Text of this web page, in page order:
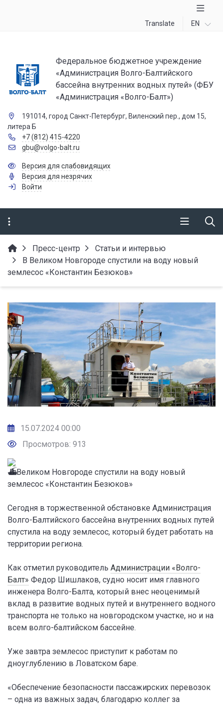
Translate EN
Федеральное бюджетное учреждение
«Администрация Волго-Балтийского
бассейна внутренних водных путей» (ФБУ
«Администрация «Волго-Балт»)
191014, город Санкт-Петербург, Виленский пер., дом 15,
литера Б
+7 (812) 415-4220
gbu@volgo-balt.ru
Версия для слабовидящих
Версия для незрячих
Войти
Пресс-центр
Статьи и интервью
В Великом Новгороде спустили на воду новый
землесос «Константин Безюков»
15.07.2024 00:00
Просмотров: 913
В Великом Новгороде спустили на воду новый
землесос «Константин Безюков»
Сегодня в торжественной обстановке Администрация
Волго-Балтийского бассейна внутренних водных путей
спустила на воду землесос, который будет работать на
территории региона.
Как отметил руководитель Администрации «Волго-
Балт» Федор Шишлаков, судно носит имя главного
инженера Волго-Балта, который внес неоценимый
вклад в развитие водных путей и внутреннего водного
транспорта не только на новгородском участке, но и на
всем волго-балтийском бассейне.
Уже завтра землесос приступит к работам по
дноуглублению в Ловатском баре.
«Обеспечение безопасности пассажирских перевозок
– одна из важных задач, благодарю коллег за